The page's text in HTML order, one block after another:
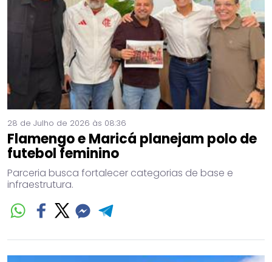
28 de Julho de 2026 às 08:36
Flamengo e Maricá planejam polo de
futebol feminino
Parceria busca fortalecer categorias de base e
infraestrutura.